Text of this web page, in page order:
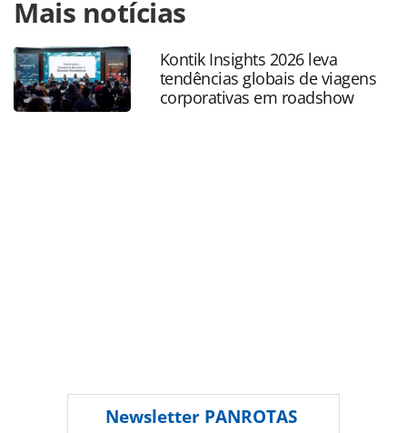
https://www.panrotas.com.br/aviacao/empresas/2022/12/
inicia-venda-de-passagens-para-madri-via-codeshare-com-
air-europa_193629.html ou as ferramentas oferecidas na
página. Todo o conteúdo produzido pela PANROTAS
Editora é protegido pela legislação brasileira sobre direito
autoral. Não reproduza o conteúdo sem autorização da
Mais notícias
Kontik Insights 2026 leva
tendências globais de viagens
corporativas em roadshow
Newsletter PANROTAS